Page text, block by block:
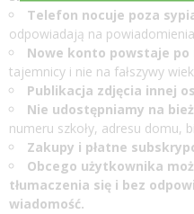
Telefon nocuje poza
odpowiadają na
Nowe konto powstaje
tajemnicy i nie na fałszywy
Publikacja zdjęcia innej
Nie udostępniamy na
numeru szkoły, adresu domu,
Zakupy i płatne
Obcego użytkownika
tłumaczenia się i bez
wiadomość.